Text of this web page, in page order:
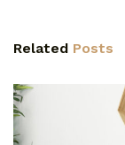
Related Posts